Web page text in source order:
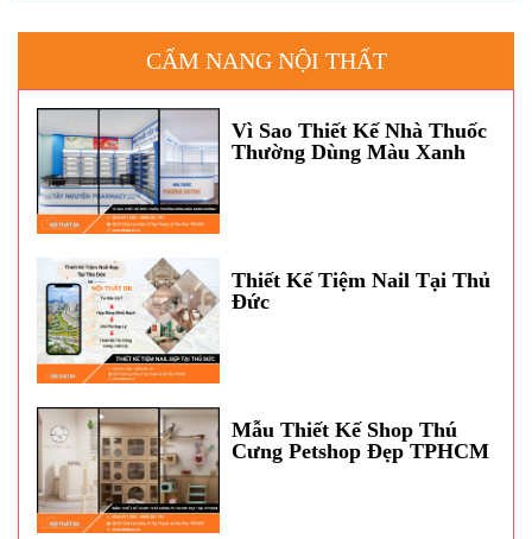
CẨM NANG NỘI THẤT
Vì Sao Thiết Kế Nhà Thuốc
Thường Dùng Màu Xanh
Thiết Kế Tiệm Nail Tại Thủ
Đức
Mẫu Thiết Kế Shop Thú
Cưng Petshop Đẹp TPHCM